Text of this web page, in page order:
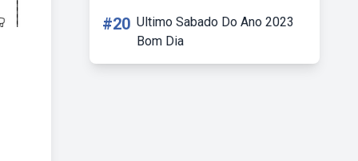
#20 Ultimo Sabado Do Ano 2023
Bom Dia